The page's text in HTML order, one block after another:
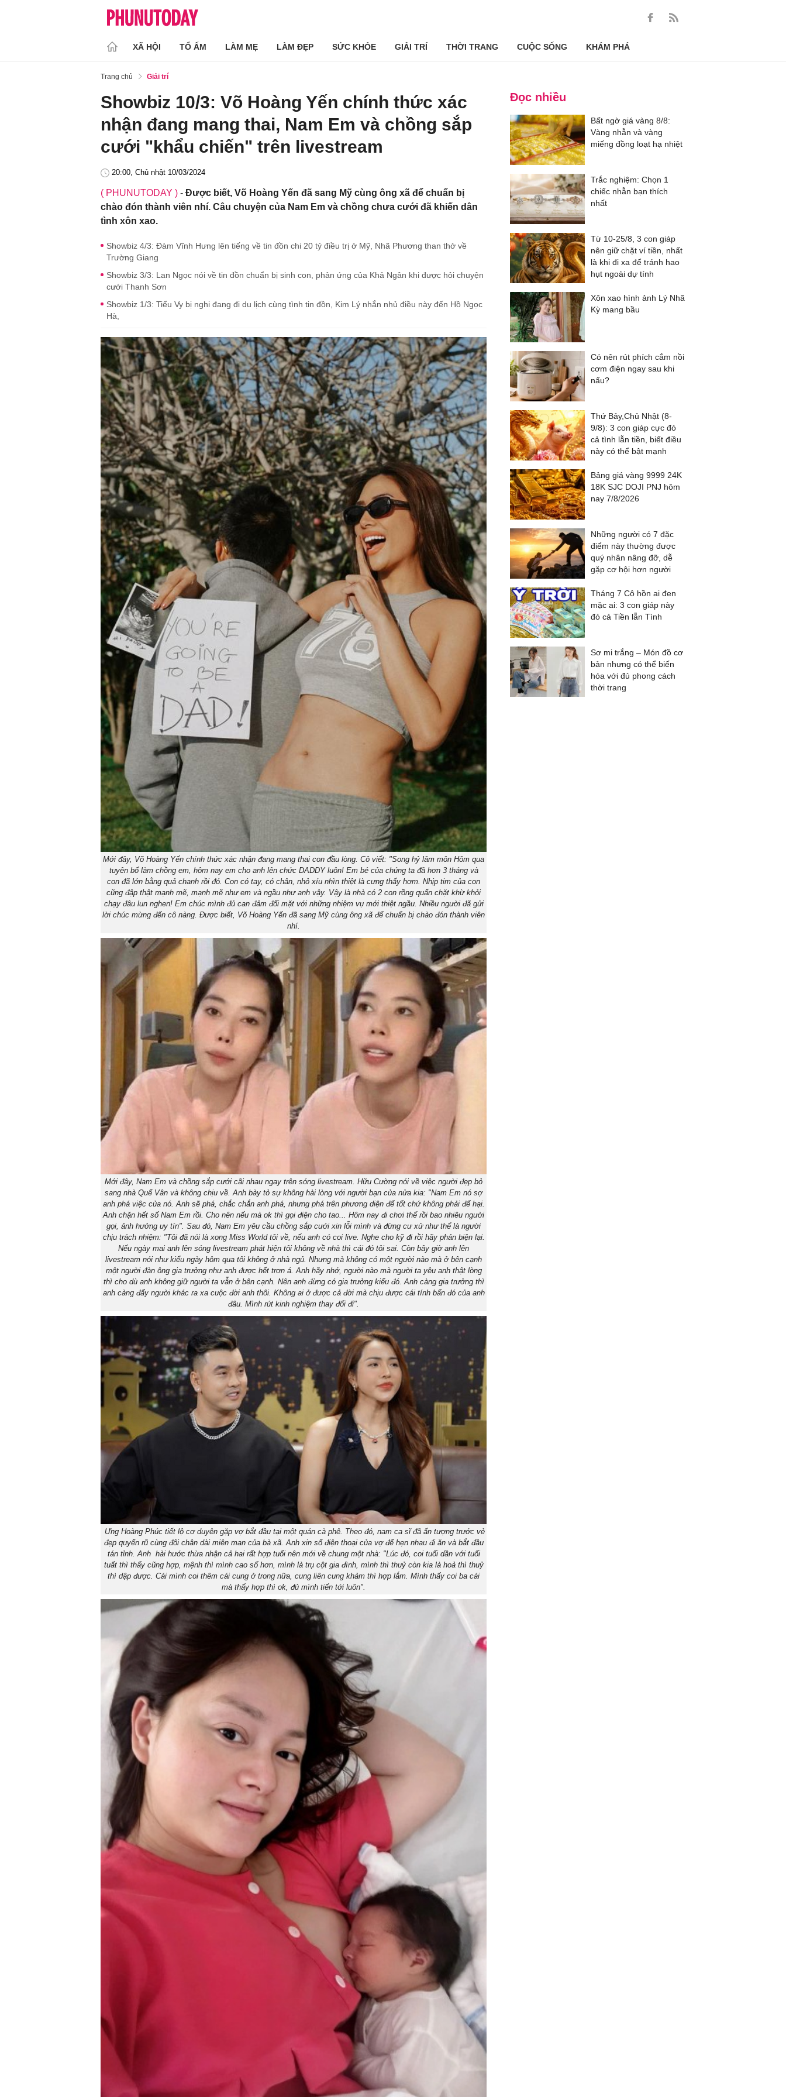
XÃ HỘI TỔ ẤM LÀM MẸ LÀM ĐẸP SỨC KHỎE GIẢI TRÍ THỜI TRANG CUỘC SỐNG KHÁM PHÁ
Trang chủ Giải trí
Showbiz 10/3: Võ Hoàng Yến chính thức xác
nhận đang mang thai, Nam Em và chồng sắp
cưới "khẩu chiến" trên livestream
20:00, Chủ nhật 10/03/2024
( PHUNUTODAY ) - Được biết, Võ Hoàng Yến đã sang Mỹ cùng ông xã để chuẩn bị
chào đón thành viên nhí. Câu chuyện của Nam Em và chồng chưa cưới đã khiến dân
tình xôn xao.
Showbiz 4/3: Đàm Vĩnh Hưng lên tiếng về tin đồn chi 20 tỷ điều trị ở Mỹ, Nhã Phương than thở về
Trường Giang
Showbiz 3/3: Lan Ngọc nói về tin đồn chuẩn bị sinh con, phản ứng của Khả Ngân khi được hỏi chuyện
cưới Thanh Sơn
Showbiz 1/3: Tiểu Vy bị nghi đang đi du lịch cùng tình tin đồn, Kim Lý nhắn nhủ điều này đến Hồ Ngọc
Hà,
Mới đây, Võ Hoàng Yến chính thức xác nhận đang mang thai con đầu lòng. Cô viết: "Song hỷ lâm môn Hôm qua
tuyên bố làm chồng em, hôm nay em cho anh lên chức DADDY luôn! Em bé của chúng ta đã hơn 3 tháng và
con đã lớn bằng quả chanh rồi đó. Con có tay, có chân, nhỏ xíu nhìn thiệt là cưng thấy hơm. Nhịp tim của con
cũng đập thật mạnh mẽ, mạnh mẽ như em và ngầu như anh vậy. Vậy là nhà có 2 con rồng quấn chặt khừ khỏi
chạy đâu lun nghen! Em chúc mình đủ can đảm đối mặt với những nhiệm vụ mới thiệt ngầu. Nhiều người đã gửi
lời chúc mừng đến cô nàng. Được biết, Võ Hoàng Yến đã sang Mỹ cùng ông xã để chuẩn bị chào đón thành viên
nhí.
Mới đây, Nam Em và chồng sắp cưới cãi nhau ngay trên sóng livestream. Hữu Cường nói về việc người đẹp bỏ
sang nhà Quế Vân và không chịu về. Anh bày tỏ sự không hài lòng với người bạn của nửa kia: "Nam Em nó sợ
anh phá việc của nó. Anh sẽ phá, chắc chắn anh phá, nhưng phá trên phương diện để tốt chứ không phải để hại.
Anh chặn hết số Nam Em rồi. Cho nên nếu mà ok thì gọi điện cho tao... Hôm nay đi chơi thế rồi bao nhiêu người
gọi, ảnh hưởng uy tín". Sau đó, Nam Em yêu cầu chồng sắp cưới xin lỗi mình và đừng cư xử như thể là người
chịu trách nhiệm: "Tôi đã nói là xong Miss World tôi về, nếu anh có coi live. Nghe cho kỹ đi rồi hãy phản biện lại.
Nếu ngày mai anh lên sóng livestream phát hiện tôi không về nhà thì cái đó tôi sai. Còn bây giờ anh lên
livestream nói như kiểu ngày hôm qua tôi không ở nhà ngủ. Nhưng mà không có một người nào mà ở bên cạnh
một người đàn ông gia trưởng như anh được hết trơn á. Anh hãy nhớ, người nào mà người ta yêu anh thật lòng
thì cho dù anh không giữ người ta vẫn ở bên cạnh. Nên anh đừng có gia trưởng kiểu đó. Anh càng gia trưởng thì
anh càng đẩy người khác ra xa cuộc đời anh thôi. Không ai ở được cả đời mà chịu được cái tính bẩn đó của anh
đâu. Mình rút kinh nghiệm thay đổi đi".
Ưng Hoàng Phúc tiết lộ cơ duyên gặp vợ bắt đầu tại một quán cà phê. Theo đó, nam ca sĩ đã ấn tượng trước vẻ
đẹp quyến rũ cùng đôi chân dài miên man của bà xã. Anh xin số điện thoại của vợ để hẹn nhau đi ăn và bắt đầu
tán tỉnh. Anh hài hước thừa nhận cả hai rất hợp tuổi nên mới về chung một nhà: "Lúc đó, coi tuổi dần với tuổi
tuất thì thấy cũng hợp, mệnh thì mình cao số hơn, mình là trụ cột gia đình, mình thì thuỷ còn kia là hoả thì thuỷ
thì dập được. Cái mình coi thêm cái cung ở trong nữa, cung liên cung khảm thì hợp lắm. Mình thấy coi ba cái
mà thấy hợp thì ok, đủ mình tiến tới luôn".
Đọc nhiều
Bất ngờ giá vàng 8/8:
Vàng nhẫn và vàng
miếng đồng loạt hạ nhiệt
Trắc nghiệm: Chọn 1
chiếc nhẫn bạn thích
nhất
Từ 10-25/8, 3 con giáp
nên giữ chặt ví tiền, nhất
là khi đi xa để tránh hao
hụt ngoài dự tính
Xôn xao hình ảnh Lý Nhã
Kỳ mang bầu
Có nên rút phích cắm nồi
cơm điện ngay sau khi
nấu?
Thứ Bảy,Chủ Nhật (8-
9/8): 3 con giáp cực đỏ
cả tình lẫn tiền, biết điều
này có thể bật mạnh
Bảng giá vàng 9999 24K
18K SJC DOJI PNJ hôm
nay 7/8/2026
Những người có 7 đặc
điểm này thường được
quý nhân nâng đỡ, dễ
gặp cơ hội hơn người
Tháng 7 Cô hồn ai đen
mặc ai: 3 con giáp này
đỏ cả Tiền lẫn Tình
Sơ mi trắng – Món đồ cơ
bản nhưng có thể biến
hóa với đủ phong cách
thời trang